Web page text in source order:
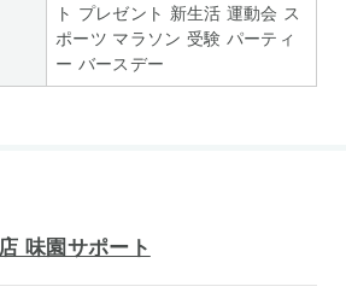
ト プレゼント 新生活 運動会 ス
ポーツ マラソン 受験 パーティ
ー バースデー
味園サポート